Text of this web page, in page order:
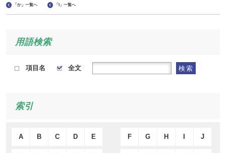
「か」一覧へ 「I」一覧へ
用語検索
項目名 全文 検索
索引
A B C D E F G H J